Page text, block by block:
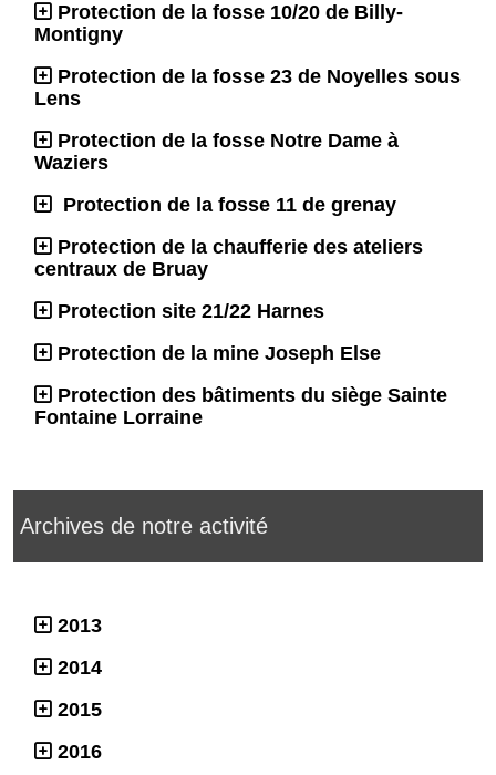
Protection de la fosse 10/20 de Billy-
Montigny
Protection de la fosse 23 de Noyelles sous
Lens
Protection de la fosse Notre Dame à
Waziers
Protection de la fosse 11 de grenay
Protection de la chaufferie des ateliers
centraux de Bruay
Protection site 21/22 Harnes
Protection de la mine Joseph Else
Protection des bâtiments du siège Sainte
Fontaine Lorraine
Archives de notre activité
2013
2014
2015
2016